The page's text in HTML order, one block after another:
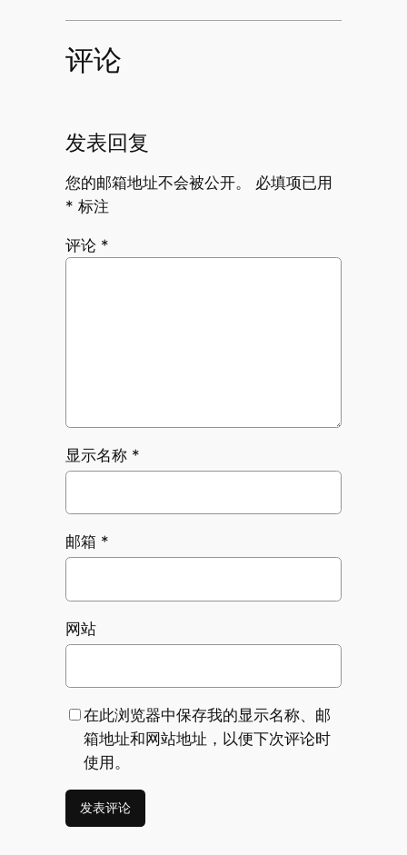
评论
发表回复
您的邮箱地址不会被公开。
必填项已用
* 标注
评论 *
显示名称 *
邮箱 *
网站
在此浏览器中保存我的显示名称、邮
箱地址和网站地址，以便下次评论时
使用。